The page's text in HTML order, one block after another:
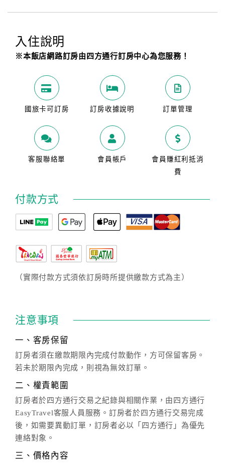
入住說明
※本飯店網路訂房由四方通行訂房中心為您服務！
國旅卡可訂房 訂房收據說明 訂單管理
客服聯絡單 會員帳戶
會員賺紅利抵消
費
付款方式
（實際付款方式須依訂房時所提供繳款方式為主）
注意事項
一、客房保留
訂房者須在繳款期限內完成付款動作，方可保留客房。
若未於期限內完成，則視為無效訂單。
二、權責範圍
訂房者於四方通行交易之紀錄與相關作業，由四方通行
EasyTravel客服人員服務。訂房者於四方通行交易完成
後，如需要異動訂單，訂房者必以「四方通行」為優先
連絡對象。
三、價格內容